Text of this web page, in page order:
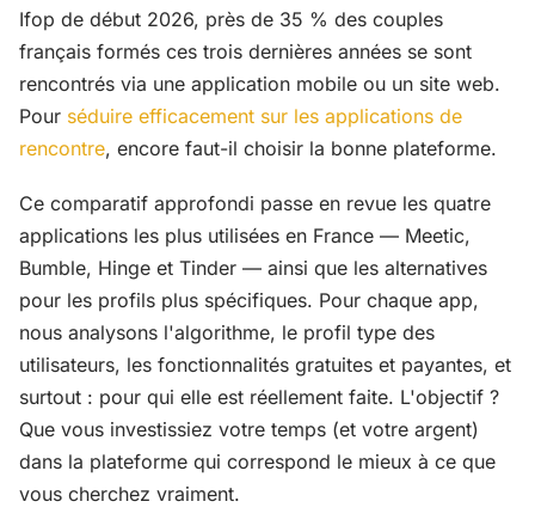
Ifop de début 2026, près de 35 % des couples
français formés ces trois dernières années se sont
rencontrés via une application mobile ou un site web.
Pour séduire efficacement sur les applications de
rencontre, encore faut-il choisir la bonne plateforme.
Ce comparatif approfondi passe en revue les quatre
applications les plus utilisées en France — Meetic,
Bumble, Hinge et Tinder — ainsi que les alternatives
pour les profils plus spécifiques. Pour chaque app,
nous analysons l'algorithme, le profil type des
utilisateurs, les fonctionnalités gratuites et payantes, et
surtout : pour qui elle est réellement faite. L'objectif ?
Que vous investissiez votre temps (et votre argent)
dans la plateforme qui correspond le mieux à ce que
vous cherchez vraiment.